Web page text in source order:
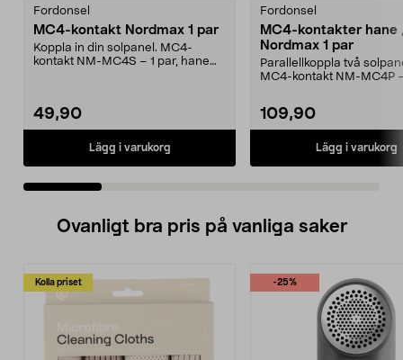
Fordonsel
MC4-kontakt Nordmax 1 par
Koppla in din solpanel. MC4-
kontakt NM-MC4S – 1 par, hane
49,90
Lägg i varukorg
Fordonsel
MC4-kontakter hane
Nordmax 1 par
Parallellkoppla två
MC4-kontakt NM-MC4P
109,90
Lägg i varukorg
Ovanligt bra pris på vanliga saker
Kolla priset -25%